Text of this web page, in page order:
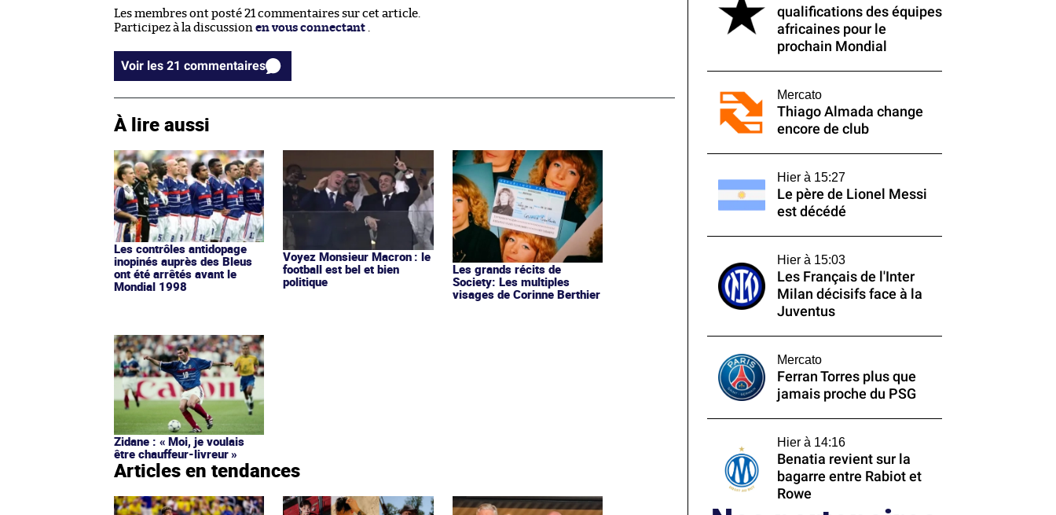
Les membres ont posté 21 commentaires sur cet article.
Participez à la discussion en vous connectant
Voir les 21 commentaires
À lire aussi
Les contrôles antidopage
inopinés auprès des Bleus
ont été arrêtés avant le
Mondial 1998
Voyez Monsieur Macron : le
football est bel et bien
politique
Les grands récits de
Society: Les multiples
visages de Corinne Berthier
Zidane : « Moi, je voulais
être chauffeur-livreur »
Articles en tendances
qualifications des équipes
africaines pour le
prochain Mondial
Mercato
Thiago Almada change
encore de club
Hier à 15:27
Le père de Lionel Messi
est décédé
Hier à 15:03
Les Français de l'Inter
Milan décisifs face à la
Juventus
Mercato
Ferran Torres plus que
jamais proche du PSG
Hier à 14:16
Benatia revient sur la
bagarre entre Rabiot et
Rowe